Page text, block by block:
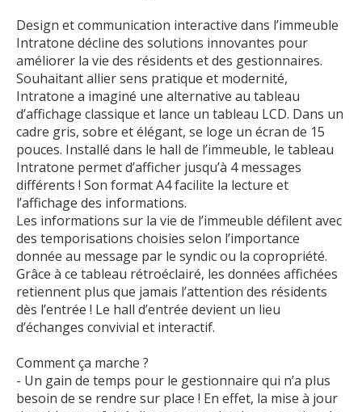
Design et communication interactive dans l’immeuble
Intratone décline des solutions innovantes pour
améliorer la vie des résidents et des gestionnaires.
Souhaitant allier sens pratique et modernité,
Intratone a imaginé une alternative au tableau
d’affichage classique et lance un tableau LCD. Dans un
cadre gris, sobre et élégant, se loge un écran de 15
pouces. Installé dans le hall de l’immeuble, le tableau
Intratone permet d’afficher jusqu’à 4 messages
différents ! Son format A4 facilite la lecture et
l’affichage des informations.
Les informations sur la vie de l’immeuble défilent avec
des temporisations choisies selon l’importance
donnée au message par le syndic ou la copropriété.
Grâce à ce tableau rétroéclairé, les données affichées
retiennent plus que jamais l’attention des résidents
dès l’entrée ! Le hall d’entrée devient un lieu
d’échanges convivial et interactif.
Comment ça marche ?
- Un gain de temps pour le gestionnaire qui n’a plus
besoin de se rendre sur place ! En effet, la mise à jour